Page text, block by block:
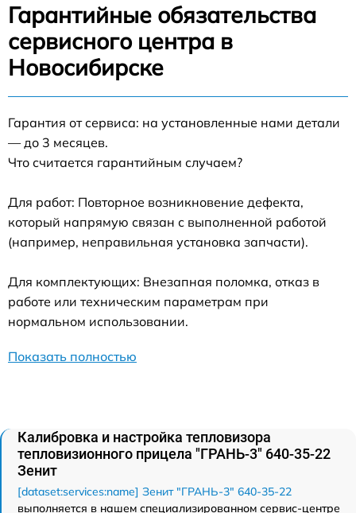
Гарантийные обязательства
сервисного центра в
Новосибирске
Гарантия от сервиса: на установленные нами детали
— до 3 месяцев.
Что считается гарантийным случаем?
Для работ: Повторное возникновение дефекта,
который напрямую связан с выполненной работой
(например, неправильная установка запчасти).
Для комплектующих: Внезапная поломка, отказ в
работе или техническим параметрам при
нормальном использовании.
Показать полностью
Калибровка и настройка тепловизора
тепловизионного прицела "ГРАНЬ-3" 640-35-22
Зенит
[dataset:services:name] Зенит "ГРАНЬ-3" 640-35-22
выполняется в нашем специализированном сервис-центре